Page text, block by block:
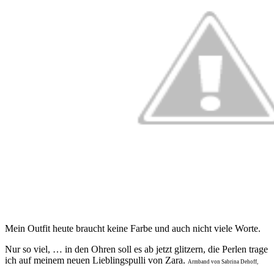
Mein Outfit heute braucht keine Farbe und auch nicht viele Worte.
Nur so viel, … in den Ohren soll es ab jetzt glitzern, die Perlen trage
ich auf meinem neuen Lieblingspulli von Zara. Armband von Sabrina Dehoff,